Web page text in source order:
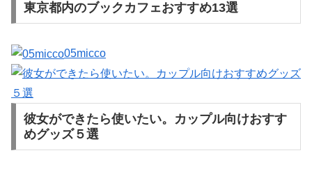
東京都内のブックカフェおすすめ13選
05micco
彼女ができたら使いたい。カップル向けおすす
めグッズ５選